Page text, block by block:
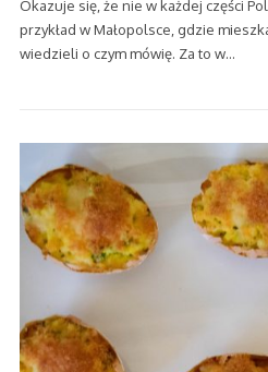
Okazuje się, że nie w każdej części
przykład w Małopolsce, gdzie
wiedzieli o czym mówię. Za to w…